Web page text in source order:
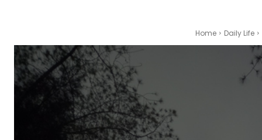
Home Daily Life